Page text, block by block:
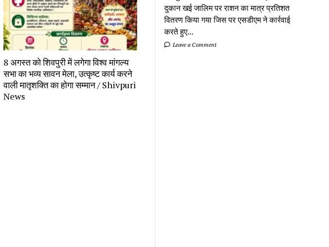
8 अगस्त को शिवपुरी में लगेगा विश्व मांगल्य
सभा का भव्य सावन मेला, उत्कृष्ट कार्य करने
वाली मातृशक्ति का होगा सम्मान / Shivpuri
News
दुकान खई जालिम पर राशन का मात्र प्रतिशत
वितरण किया गया जिस पर एसडीएम ने कार्रवाई
करते हुए...
Leave a Comment